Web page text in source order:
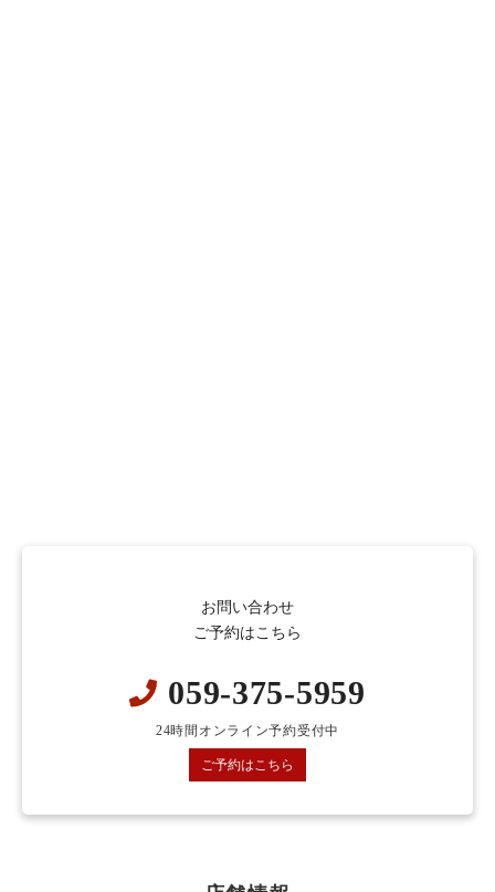
お問い合わせ
ご予約はこちら
059-375-5959
24時間オンライン予約受付中
ご予約はこちら